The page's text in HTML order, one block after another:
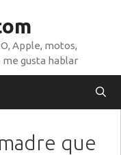
Apple, motos,
me gusta hablar
que